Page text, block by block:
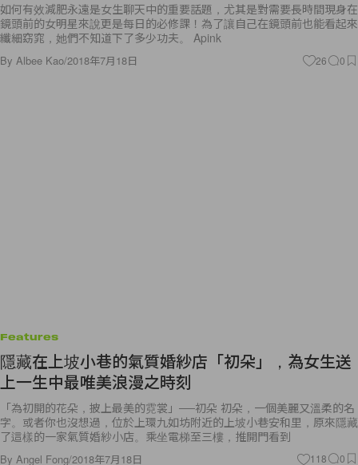
如何有效減肥永遠是女生聊天中的重要話題，尤其是對需要長時間現身在
鏡頭前的女明星來說更是每日的必修課！為了讓自己在鏡頭前也能看起來
纖細窈窕，她們不知道下了多少功夫。 Apink
By Albee Kao/2018年7月18日 26 0
Features
隱藏在上坡小巷的氣質婚紗店「初朵」，為女生送
上一生中最唯美浪漫之時刻
「為初開的花朵，披上最美的霓裳」──初朵 初朵，一個美麗又溫柔的名
字。或者你也沒想過，位於上環九如坊附近的上坡小巷安和里，原來隱藏
了這樣的一家氣質婚紗小店。乘坐電梯至三樓，推開門看到
By Angel Fong/2018年7月18日 118 0